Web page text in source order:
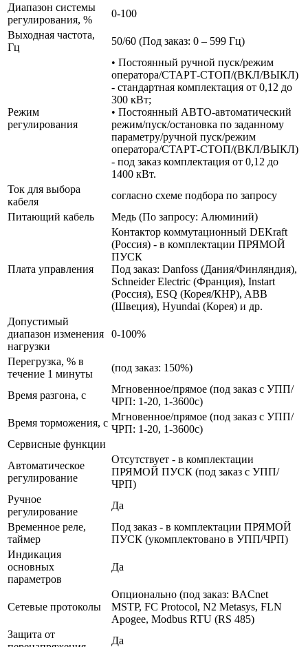
Диапазон системы
регулирования, %
0-100
Выходная частота,
Гц
50/60 (Под заказ: 0 – 599 Гц)
Режим
регулирования
• Постоянный ручной пуск/режим
оператора/СТАРТ-СТОП/(ВКЛ/ВЫКЛ)
- стандартная комплектация от 0,12 до
300 кВт;
• Постоянный АВТО-автоматический
режим/пуск/остановка по заданному
параметру/ручной пуск/режим
оператора/СТАРТ-СТОП/(ВКЛ/ВЫКЛ)
- под заказ комплектация от 0,12 до
1400 кВт.
Ток для выбора
кабеля
согласно схеме подбора по запросу
Питающий кабель
Медь (По запросу: Алюминий)
Плата управления
Контактор коммутационный DEKraft
(Россия) - в комплектации ПРЯМОЙ
ПУСК
Под заказ: Danfoss (Дания/Финляндия),
Schneider Electric (Франция), Instart
(Россия), ESQ (Корея/КНР), ABB
(Швеция), Hyundai (Корея) и др.
Допустимый
диапазон изменения
нагрузки
0-100%
Перегрузка, % в
течение 1 минуты
(под заказ: 150%)
Время разгона, с
Мгновенное/прямое (под заказ с УПП/
ЧРП: 1-20, 1-3600с)
Время торможения, с
Мгновенное/прямое (под заказ с УПП/
ЧРП: 1-20, 1-3600с)
Сервисные функции
Автоматическое
регулирование
Отсутствует - в комплектации
ПРЯМОЙ ПУСК (под заказ с УПП/
ЧРП)
Ручное
регулирование
Да
Временное реле,
таймер
Под заказ - в комплектации ПРЯМОЙ
ПУСК (укомплектовано в УПП/ЧРП)
Индикация
основных
параметров
Да
Сетевые протоколы
Опционально (под заказ: BACnet
MSTP, FC Protocol, N2 Metasys, FLN
Apogee, Modbus RTU (RS 485)
Защита от
Да